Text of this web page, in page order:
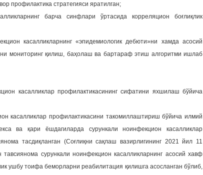
профилактика стратегияси яратилган;
барча синфлари ўртасида корреляцион боғлиқлик
касалликларнинг «эпидемиологик дебюти»ни хамда асосий
мониторинг қилиш, баҳолаш ва бартараф этиш алгоритми ишлаб
касалликлар профилактикасининг сифатини яхшилаш бўйича
касалликлар профилактикасини такомиллаштириш бўйича илмий
ва қари ёшдагиларда сурункали ноинфекцион касалликлар
тасдиқланган (Соғлиқни сақлаш вазирлигининг 2021 йил 11
сурункали ноинфекцион касалликларнинг асосий хавф
ушбу тоифа беморларни реабилитация қилишга асосланган бўлиб,